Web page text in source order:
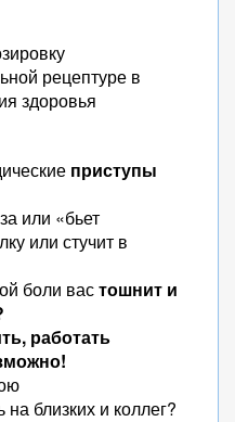
рецептуре в
здоровья
приступы
или «бьет
или стучит в
боли вастошнит и
работать
на близких и коллег?